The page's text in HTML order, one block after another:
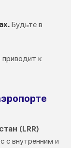
Будьте в
приводит к
(LRR)
с внутренним и